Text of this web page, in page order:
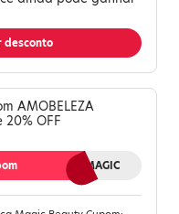
desconto
AMOBELEZA
OFF
AMOMAGIC